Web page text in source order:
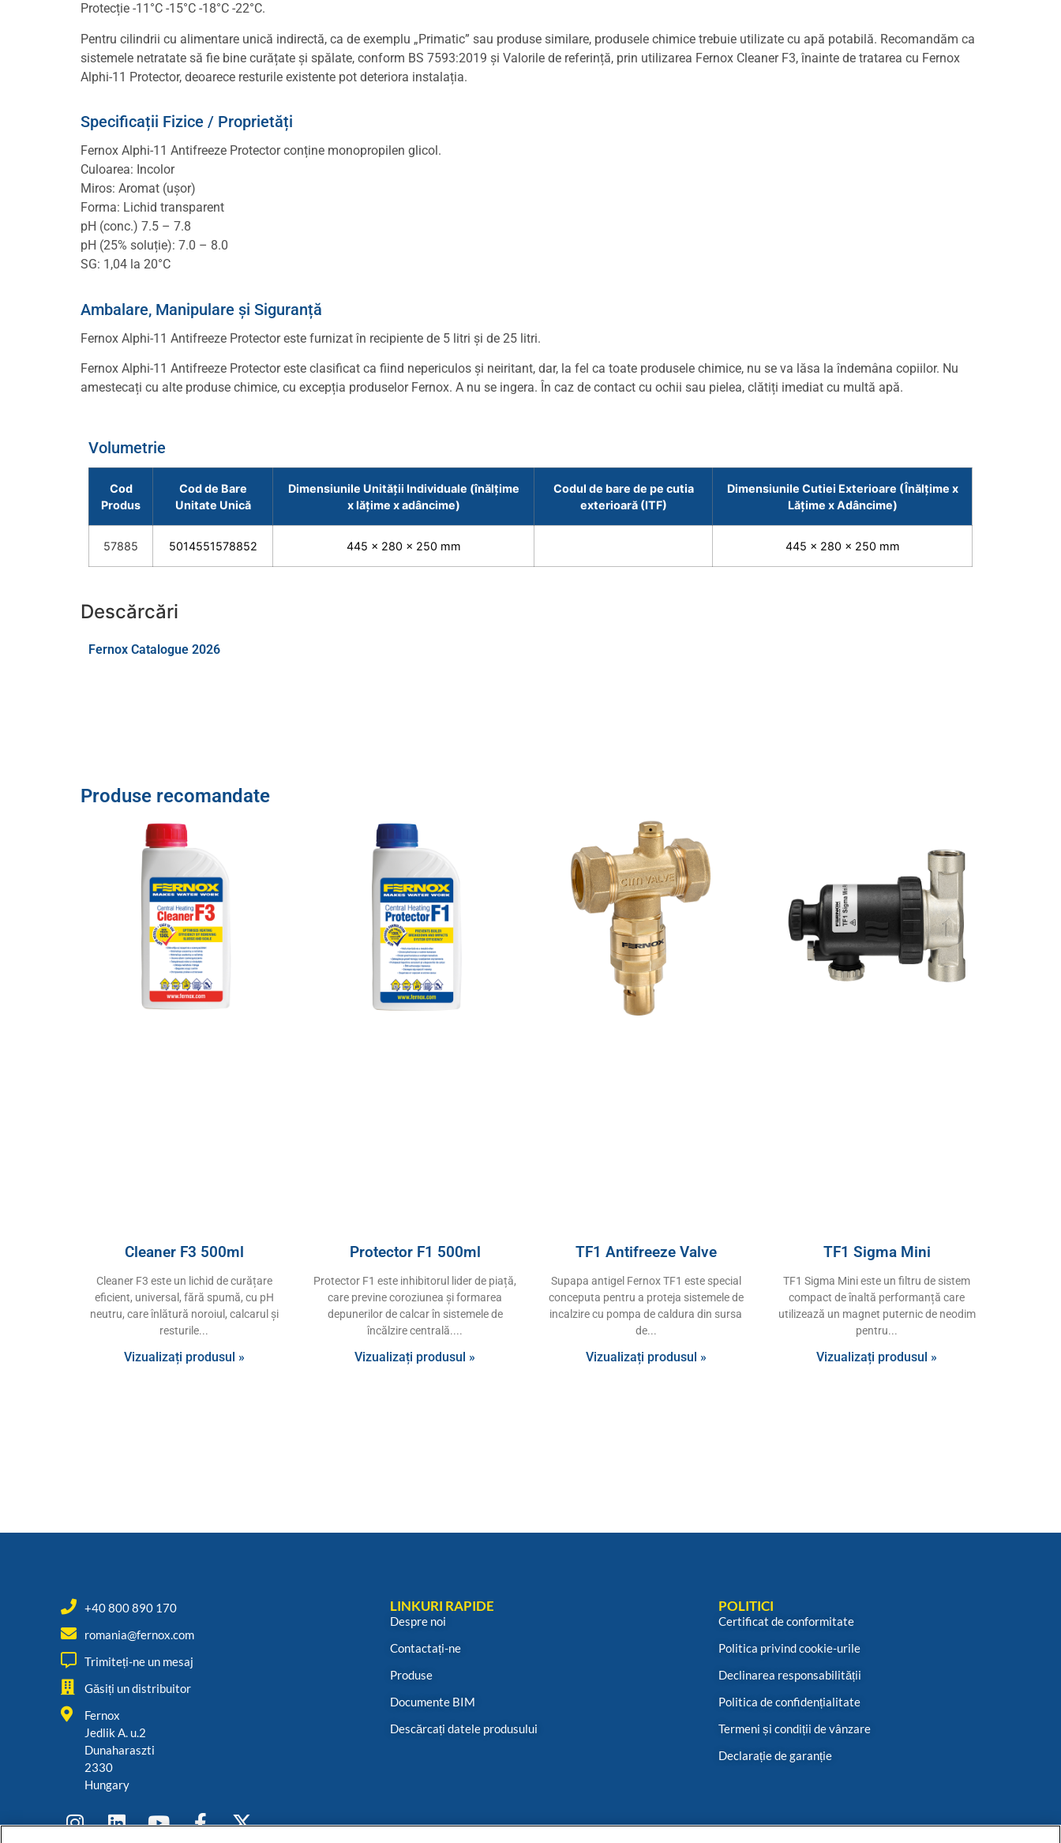
Protecție -11°C -15°C -18°C -22°C.
Pentru cilindrii cu alimentare unică indirectă, ca de exemplu „Primatic” sau produse similare, produsele chimice trebuie utilizate cu apă potabilă. Recomandăm ca
sistemele netratate să fie bine curățate și spălate, conform BS 7593:2019 și Valorile de referință, prin utilizarea Fernox Cleaner F3, înainte de tratarea cu Fernox
Alphi-11 Protector, deoarece resturile existente pot deteriora instalația.
Specificații Fizice / Proprietăți
Fernox Alphi-11 Antifreeze Protector conține monopropilen glicol.
Culoarea: Incolor
Miros: Aromat (ușor)
Forma: Lichid transparent
pH (conc.) 7.5 – 7.8
pH (25% soluție): 7.0 – 8.0
SG: 1,04 la 20°C
Ambalare, Manipulare și Siguranță
Fernox Alphi-11 Antifreeze Protector este furnizat în recipiente de 5 litri și de 25 litri.
Fernox Alphi-11 Antifreeze Protector este clasificat ca fiind nepericulos și neiritant, dar, la fel ca toate produsele chimice, nu se va lăsa la îndemâna copiilor. Nu
amestecați cu alte produse chimice, cu excepția produselor Fernox. A nu se ingera. În caz de contact cu ochii sau pielea, clătiți imediat cu multă apă.
Volumetrie
Cod
Produs
Cod de Bare
Unitate Unică
Dimensiunile Unității Individuale (înălțime
x lățime x adâncime)
Codul de bare de pe cutia
exterioară (ITF)
Dimensiunile Cutiei Exterioare (Înălțime x
Lățime x Adâncime)
57885 5014551578852 445 x 280 x 250 mm 445 x 280 x 250 mm
Descărcări
Fernox Catalogue 2026
Produse recomandate
Cleaner F3 500ml
Cleaner F3 este un lichid de curățare
eficient, universal, fără spumă, cu pH
neutru, care înlătură noroiul, calcarul și
resturile
Vizualizați produsul »
Protector F1 500ml
Protector F1 este inhibitorul lider de piață,
care previne coroziunea și formarea
depunerilor de calcar în sistemele de
încălzire centrală.
Vizualizați produsul »
TF1 Antifreeze Valve
Supapa antigel Fernox TF1 este special
conceputa pentru a proteja sistemele de
incalzire cu pompa de caldura din sursa
de
Vizualizați produsul »
TF1 Sigma Mini
TF1 Sigma Mini este un filtru de sistem
compact de înaltă performanță care
utilizează un magnet puternic de neodim
pentru
Vizualizați produsul »
+40 800 890 170
romania@fernox.com
Trimiteți-ne un mesaj
Găsiți un distribuitor
Fernox
Jedlik A. u.2
Dunaharaszti
2330
Hungary
LINKURI RAPIDE
Despre noi
Contactați-ne
Produse
Documente BIM
Descărcați datele produsului
POLITICI
Certificat de conformitate
Politica privind cookie-urile
Declinarea responsabilității
Politica de confidențialitate
Termeni și condiții de vânzare
Declarație de garanție